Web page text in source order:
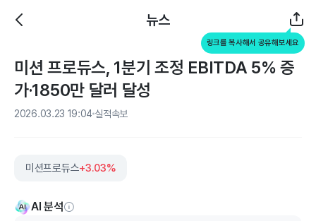
뉴스
링크를 복사해서 공유해보세요
미션 프로듀스, 1분기 조정 EBITDA 5% 증
가·1850만 달러 달성
2026.03.23 19:04 실적속보
미션프로듀스+3.03%
AI 분석